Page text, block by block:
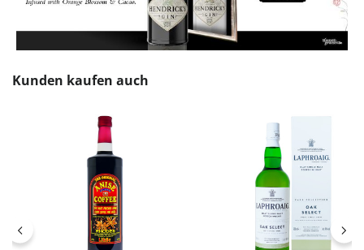
Produktgalerie überspringen
Kunden kaufen auch